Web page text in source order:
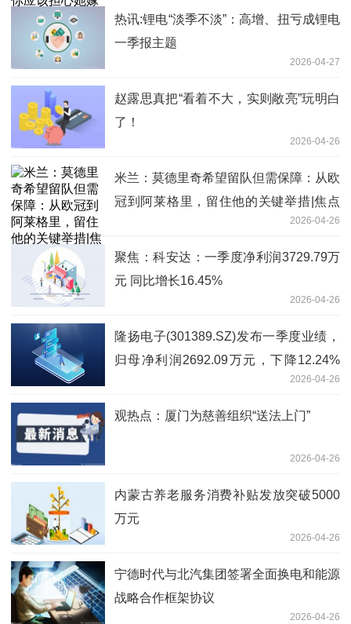
热讯:锂电“淡季不淡”：高增、扭亏成锂电
一季报主题
2026-04-27
赵露思真把“看着不大，实则敞亮”玩明白
了！
2026-04-26
米兰：莫德里奇希望留队但需保障：从欧
冠到阿莱格里，留住他的关键举措|焦点
2026-04-26
聚焦：科安达：一季度净利润3729.79万
元 同比增长16.45%
2026-04-26
隆扬电子(301389.SZ)发布一季度业绩，
归母净利润2692.09万元，下降12.24%
2026-04-26
观热点：厦门为慈善组织“送法上门”
2026-04-26
内蒙古养老服务消费补贴发放突破5000
万元
2026-04-26
宁德时代与北汽集团签署全面换电和能源
战略合作框架协议
2026-04-26